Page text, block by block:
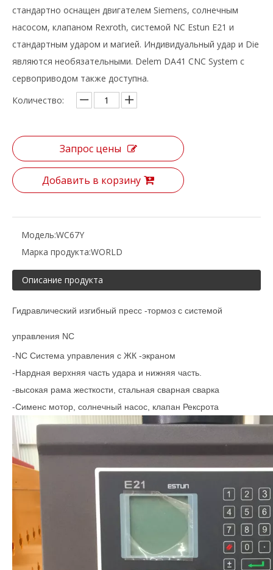
стандартно оснащен двигателем Siemens, солнечным
насосом, клапаном Rexroth, системой NC Estun E21 и
стандартным ударом и магией. Индивидуальный удар и Die
являются необязательными. Delem DA41 CNC System с
сервоприводом также доступна.
Количество:
Запрос цены
Добавить в корзину
Модель:WC67Y
Марка продукта:WORLD
Описание продукта
Гидравлический изгибный пресс -тормоз с системой
управления NC
-NC Система управления с ЖК -экраном
-Нардная верхняя часть удара и нижняя часть.
-высокая рама жесткости, стальная сварная сварка
-Сименс мотор, солнечный насос, клапан Рексрота